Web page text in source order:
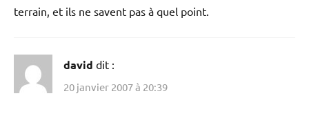
terrain, et ils ne savent pas à quel point.
david dit :
20 janvier 2007 à 20:39